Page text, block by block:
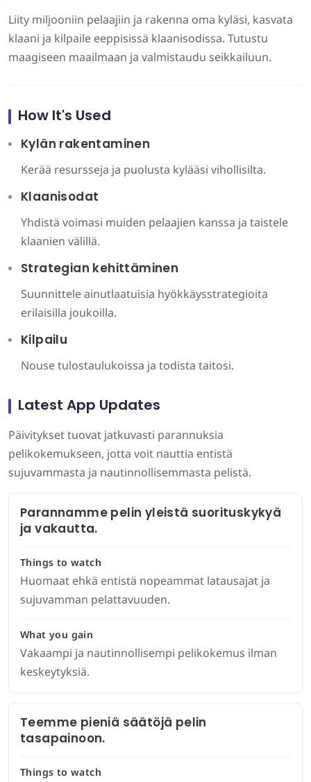
Liity miljooniin pelaajiin ja rakenna oma kyläsi, kasvata
klaani ja kilpaile eeppisissä klaanisodissa. Tutustu
maagiseen maailmaan ja valmistaudu seikkailuun.
How It's Used
Kylän rakentaminen
Kerää resursseja ja puolusta kylääsi vihollisilta.
Klaanisodat
Yhdistä voimasi muiden pelaajien kanssa ja taistele
klaanien välillä.
Strategian kehittäminen
Suunnittele ainutlaatuisia hyökkäysstrategioita
erilaisilla joukoilla.
Kilpailu
Nouse tulostaulukoissa ja todista taitosi.
Latest App Updates
Päivitykset tuovat jatkuvasti parannuksia
pelikokemukseen, jotta voit nauttia entistä
sujuvammasta ja nautinnollisemmasta pelistä.
Parannamme pelin yleistä suorituskykyä
ja vakautta.
Things to watch
Huomaat ehkä entistä nopeammat latausajat ja
sujuvamman pelattavuuden.
What you gain
Vakaampi ja nautinnollisempi pelikokemus ilman
keskeytyksiä.
Teemme pieniä säätöjä pelin
tasapainoon.
Things to watch